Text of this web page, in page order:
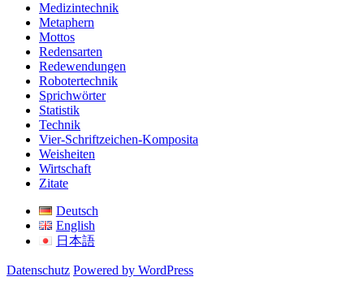
Medizintechnik
Metaphern
Mottos
Redensarten
Redewendungen
Robotertechnik
Sprichwörter
Statistik
Technik
Vier-Schriftzeichen-Komposita
Weisheiten
Wirtschaft
Zitate
Deutsch
English
日本語
Datenschutz Powered by WordPress